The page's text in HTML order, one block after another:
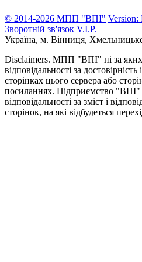
© 2014-2026 МПП "ВПІ" Version:
Зворотній зв'язок V.I.P.
Україна, м. Вінниця,
Disclaimers. МПП "ВПІ" ні за яких
відповідальності за
сторінках цього сервера або
посиланнях. Підприємство "ВПІ"
відповідальності за зміст і
сторінок, на які відбудеться